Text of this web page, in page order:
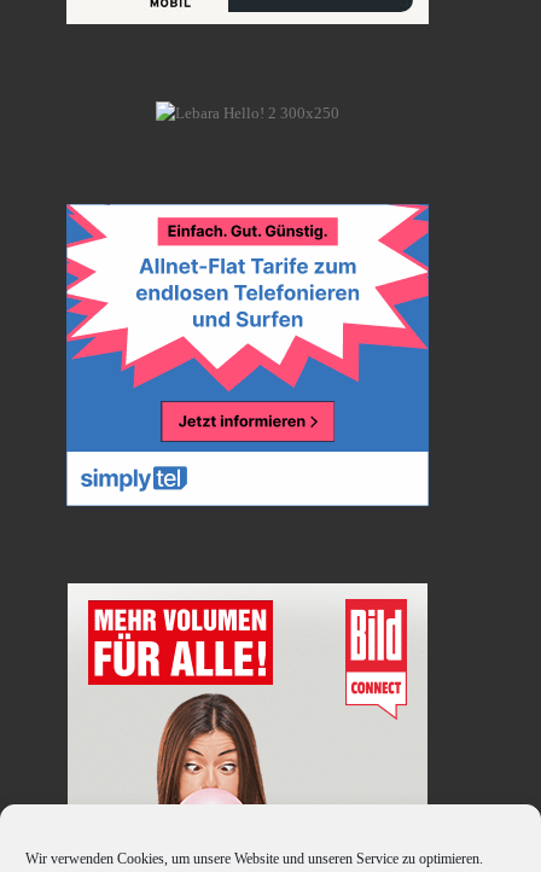
Wir verwenden Cookies, um unsere Website und unseren Service zu optimieren.